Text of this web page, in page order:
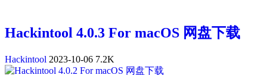
Hackintool 4.0.3 For macOS 网盘下载
Hackintool 2023-10-06 7.2K